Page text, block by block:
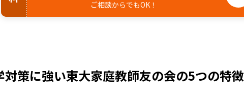
ご相談からでもOK！
策に強い東大家庭教師友の会の5つの特徴